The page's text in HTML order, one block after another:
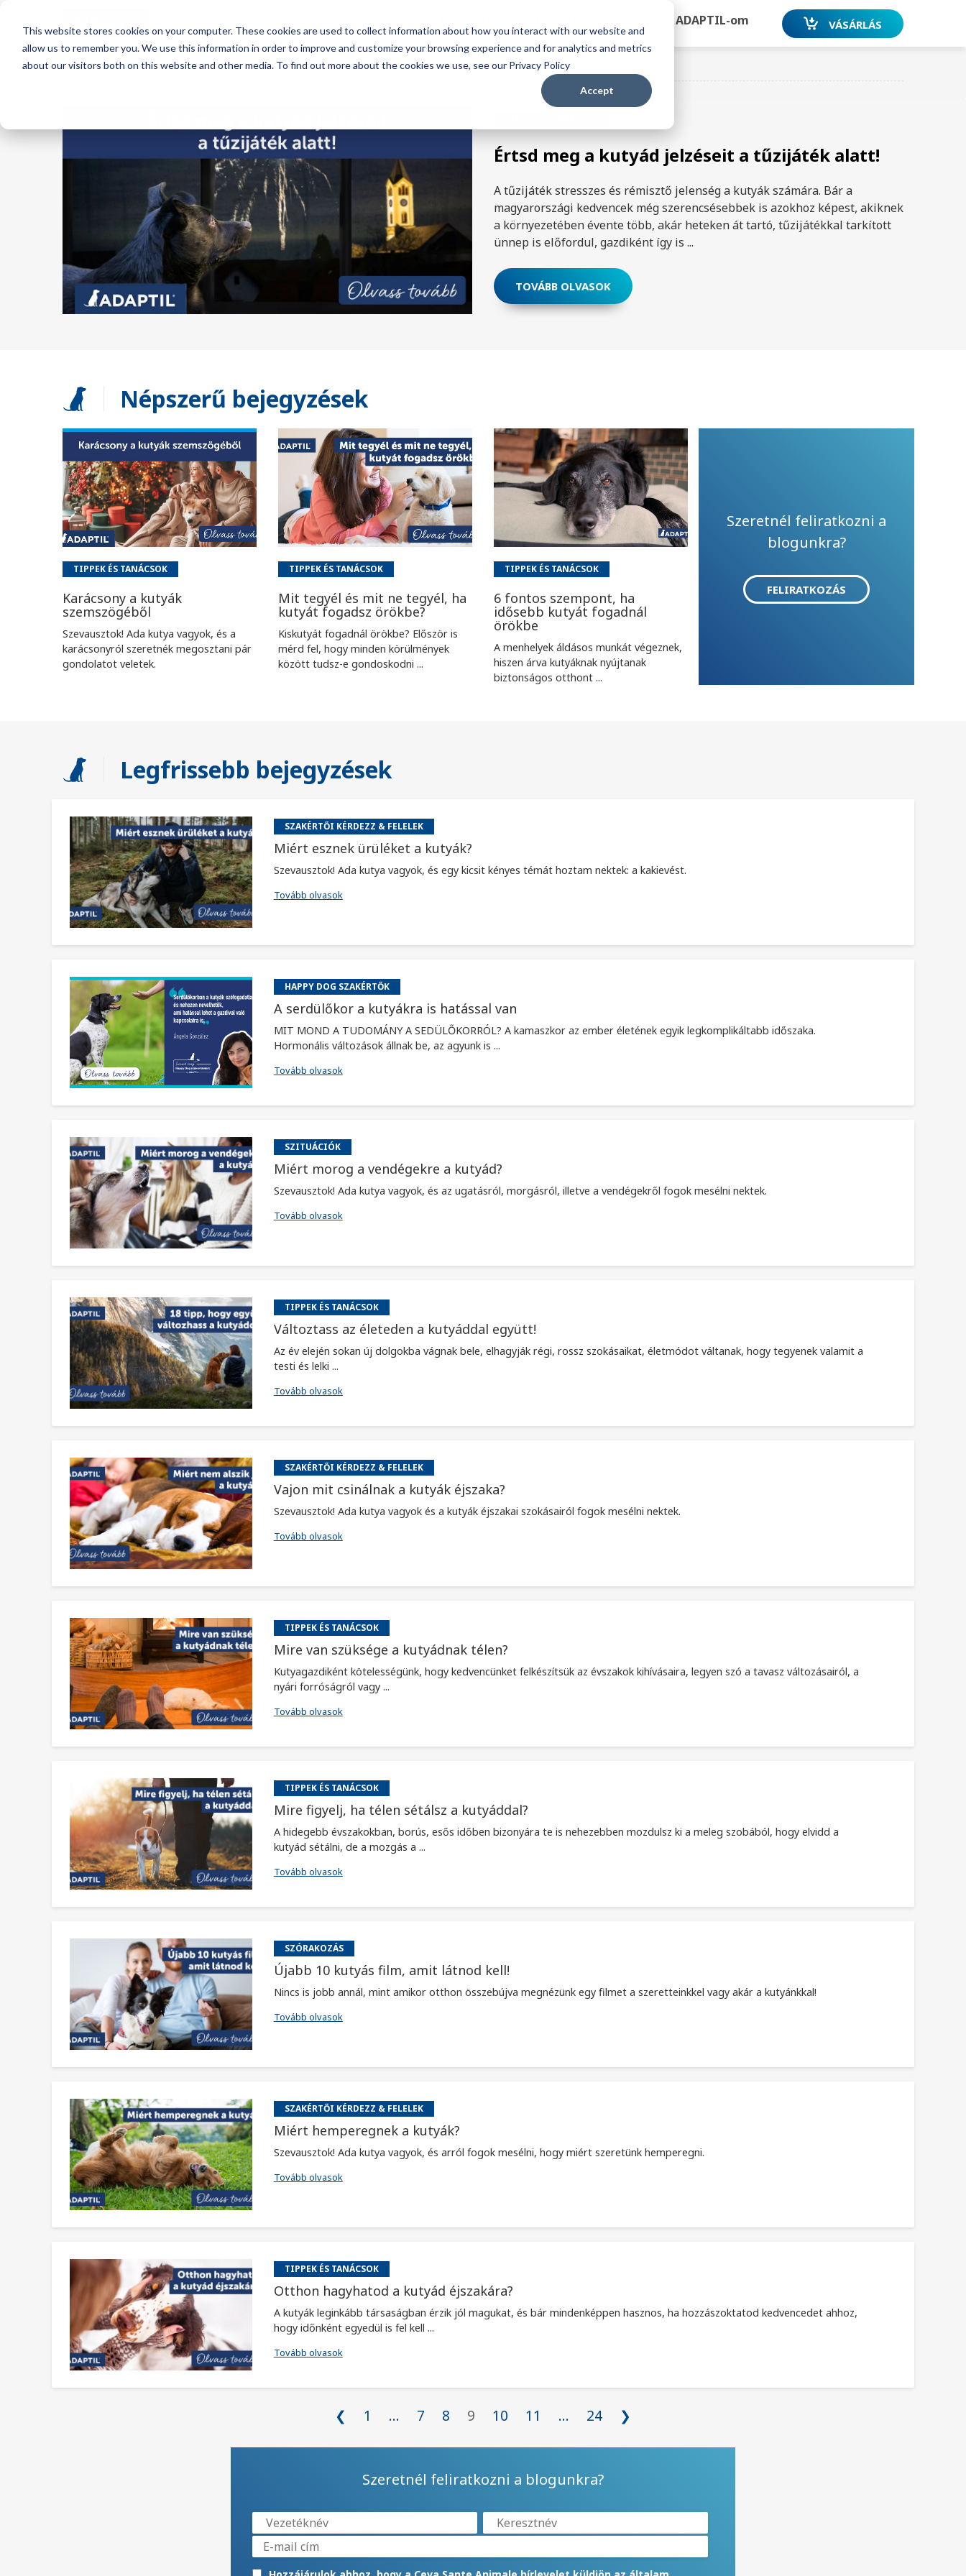
This website stores cookies on your computer. These cookies are used to collect information about how you interact with our website and
allow us to remember you. We use this information in order to improve and customize your browsing experience and for analytics and metrics
about our visitors both on this website and other media. To find out more about the cookies we use, see our Privacy Policy
Accept
Blog
Az én ADAPTIL-om VÁSÁRLÁS
ADAPTIL Blog
Értsd meg a kutyád jelzéseit a tűzijáték alatt!
A tűzijáték stresszes és rémisztő jelenség a kutyák számára. Bár a
magyarországi kedvencek még szerencsésebbek is azokhoz képest, akiknek
a környezetében évente több, akár heteken át tartó, tűzijátékkal tarkított
ünnep is előfordul, gazdiként így is ...
TOVÁBB OLVASOK
Népszerű bejegyzések
TIPPEK ÉS TANÁCSOK
Karácsony a kutyák
szemszögéből
Szevausztok! Ada kutya vagyok, és a
karácsonyról szeretnék megosztani pár
gondolatot veletek.
TIPPEK ÉS TANÁCSOK
Mit tegyél és mit ne tegyél, ha
kutyát fogadsz örökbe?
Kiskutyát fogadnál örökbe? Először is
mérd fel, hogy minden körülmények
között tudsz-e gondoskodni ...
TIPPEK ÉS TANÁCSOK
6 fontos szempont, ha
idősebb kutyát fogadnál
örökbe
A menhelyek áldásos munkát végeznek,
hiszen árva kutyáknak nyújtanak
biztonságos otthont ...
Szeretnél feliratkozni a
blogunkra?
FELIRATKOZÁS
Szeretnél feliratkozni a blogunkra?
Legfrissebb bejegyzések
SZAKÉRTŐI KÉRDEZZ & FELELEK
Miért esznek ürüléket a kutyák?
Szevausztok! Ada kutya vagyok, és egy kicsit kényes témát hoztam nektek: a kakievést.
Tovább olvasok
HAPPY DOG SZAKÉRTŐK
A serdülőkor a kutyákra is hatással van
MIT MOND A TUDOMÁNY A SEDÜLŐKORRÓL? A kamaszkor az ember életének egyik legkomplikáltabb időszaka.
Hormonális változások állnak be, az agyunk is ...
Tovább olvasok
SZITUÁCIÓK
Miért morog a vendégekre a kutyád?
Szevausztok! Ada kutya vagyok, és az ugatásról, morgásról, illetve a vendégekről fogok mesélni nektek.
Tovább olvasok
TIPPEK ÉS TANÁCSOK
Változtass az életeden a kutyáddal együtt!
Az év elején sokan új dolgokba vágnak bele, elhagyják régi, rossz szokásaikat, életmódot váltanak, hogy tegyenek valamit a
testi és lelki ...
Tovább olvasok
SZAKÉRTŐI KÉRDEZZ & FELELEK
Vajon mit csinálnak a kutyák éjszaka?
Szevausztok! Ada kutya vagyok és a kutyák éjszakai szokásairól fogok mesélni nektek.
Tovább olvasok
TIPPEK ÉS TANÁCSOK
Mire van szüksége a kutyádnak télen?
Kutyagazdiként kötelességünk, hogy kedvencünket felkészítsük az évszakok kihívásaira, legyen szó a tavasz változásairól, a
nyári forróságról vagy ...
Tovább olvasok
TIPPEK ÉS TANÁCSOK
Mire figyelj, ha télen sétálsz a kutyáddal?
A hidegebb évszakokban, borús, esős időben bizonyára te is nehezebben mozdulsz ki a meleg szobából, hogy elvidd a
kutyád sétálni, de a mozgás a ...
Tovább olvasok
SZÓRAKOZÁS
Újabb 10 kutyás film, amit látnod kell!
Nincs is jobb annál, mint amikor otthon összebújva megnézünk egy filmet a szeretteinkkel vagy akár a kutyánkkal!
Tovább olvasok
SZAKÉRTŐI KÉRDEZZ & FELELEK
Miért hemperegnek a kutyák?
Szevausztok! Ada kutya vagyok, és arról fogok mesélni, hogy miért szeretünk hemperegni.
Tovább olvasok
TIPPEK ÉS TANÁCSOK
Otthon hagyhatod a kutyád éjszakára?
A kutyák leginkább társaságban érzik jól magukat, és bár mindenképpen hasznos, ha hozzászoktatod kedvencedet ahhoz,
hogy időnként egyedül is fel kell ...
Tovább olvasok
❮ 1 ... 7 8 9 10 11 ... 24 ❯
Szeretnél feliratkozni a blogunkra?